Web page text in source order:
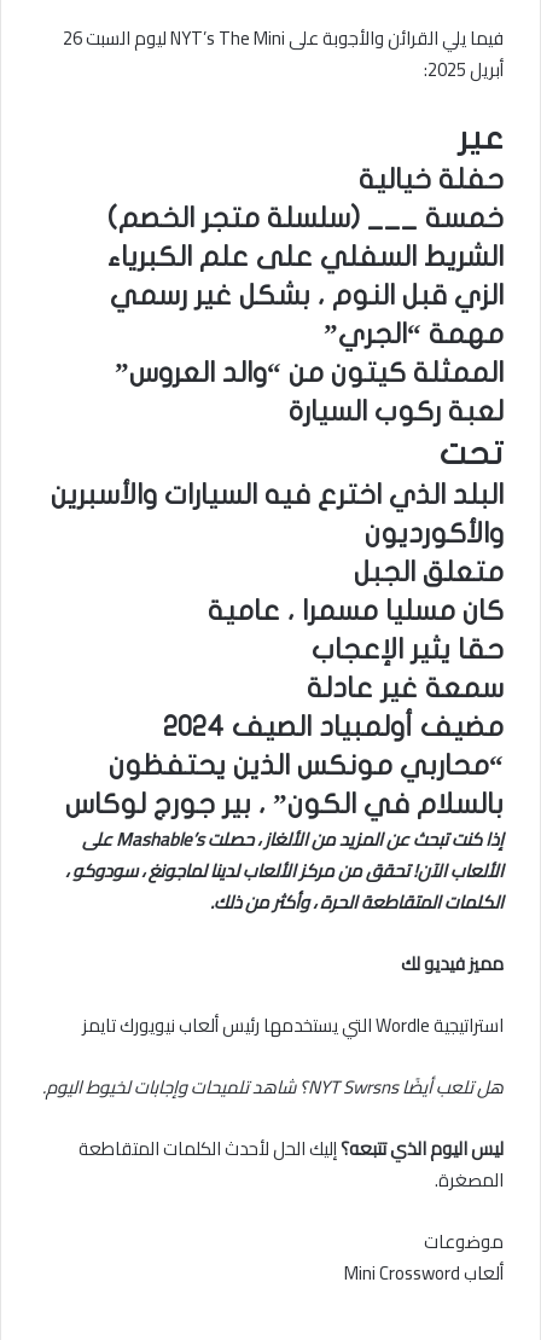
فيما يلي القرائن والأجوبة على NYT’s The Mini ليوم السبت 26
أبريل 2025:
عير
حفلة خيالية
خمسة ___ (سلسلة متجر الخصم)
الشريط السفلي على علم الكبرياء
الزي قبل النوم ، بشكل غير رسمي
مهمة “الجري”
الممثلة كيتون من “والد العروس”
لعبة ركوب السيارة
تحت
البلد الذي اخترع فيه السيارات والأسبرين
والأكورديون
متعلق الجبل
كان مسليا مسمرا ، عامية
حقا يثير الإعجاب
سمعة غير عادلة
مضيف أولمبياد الصيف 2024
“محاربي مونكس الذين يحتفظون
بالسلام في الكون” ، بير جورج لوكاس
إذا كنت تبحث عن المزيد من الألغاز ، حصلت Mashable’s على
الألعاب الآن!تحقق من مركز الألعاب لدينالماجونغ ، سودوكو ،
الكلمات المتقاطعة الحرة ، وأكثر من ذلك.
مميز فيديو لك
استراتيجية Wordle التي يستخدمها رئيس ألعاب نيويورك تايمز
هل تلعب أيضًا NYT Swrsns؟ شاهد تلميحات وإجابات لخيوط اليوم
.
ليس اليوم الذي تتبعه؟إليك الحل لأحدث الكلمات المتقاطعة
المصغرة.
موضوعات
ألعاب Mini Crossword